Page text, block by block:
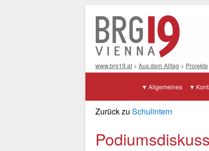
www.brg19.at > Aus dem Alltag > Projekte
Allgemeines
Zurück zu Schulintern